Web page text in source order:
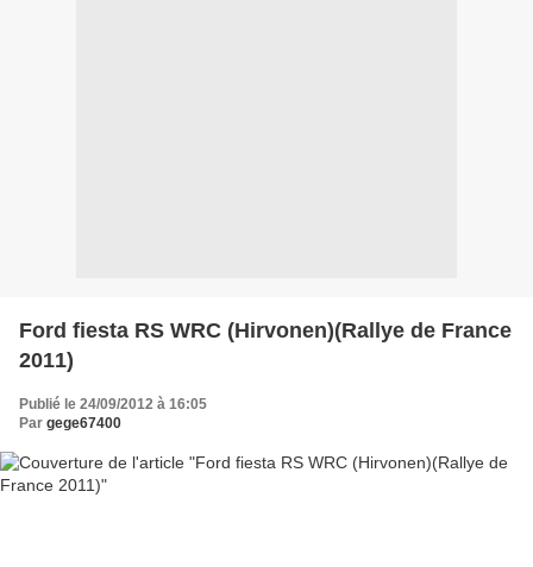
Ford fiesta RS WRC (Hirvonen)(Rallye de France
2011)
Publié le 24/09/2012 à 16:05
Par gege67400